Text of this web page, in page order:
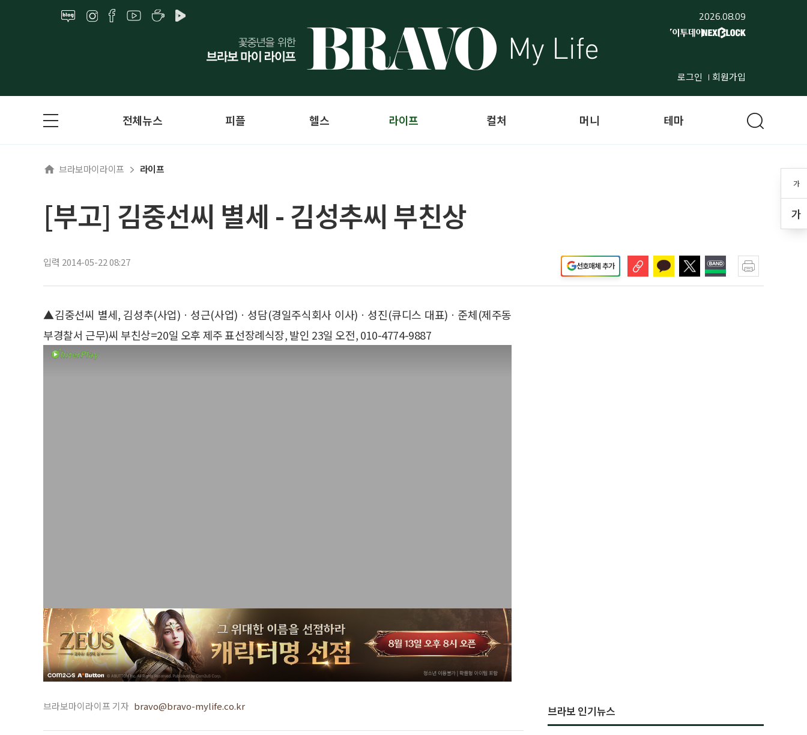
2026.08.09
로그인 회원가입
가
가
전체뉴스 피플 헬스 라이프 컬처 머니 테마
브라보마이라이프 라이프
[부고] 김중선씨 별세 - 김성추씨 부친상
입력 2014-05-22 08:27 선호매체 추가
▲김중선씨 별세, 김성추(사업)ㆍ성근(사업)ㆍ성담(경일주식회사 이사)ㆍ성진(큐디스 대표)ㆍ준체(제주동
부경찰서 근무)씨 부친상=20일 오후 제주 표선장례식장, 발인 23일 오전, 010-4774-9887
브라보마이라이프 기자 bravo@bravo-mylife.co.kr 브라보 인기뉴스